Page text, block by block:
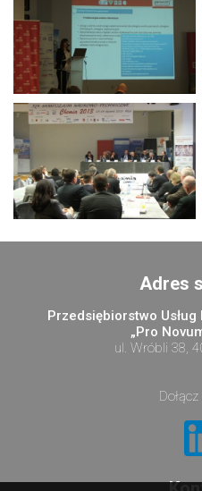
Adres
Przedsiębiorstwo
„Pro
ul. Wróbli 38,